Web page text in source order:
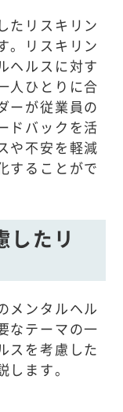
たリスキリン
。リスキリン
ヘルスに対す
人ひとりに合
ーが従業員の
ドバックを活
や不安を軽減
することがで
したリ
メンタルヘル
なテーマの一
スを考慮した
ます。